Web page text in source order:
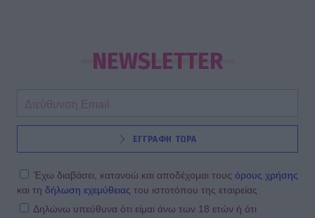
NEWSLETTER
ΕΓΓΡΑΦΗ ΤΩΡΑ
Έχω διαβάσει, κατανοώ και αποδέχομαι τους όρους χρήσης
και τη δήλωση εχεμύθειας του ιστοτόπου της εταιρείας
Δηλώνω υπεύθυνα ότι είμαι άνω των 18 ετών ή ότι